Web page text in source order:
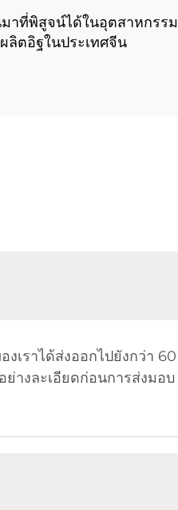
าที่พิสูจน์ได้ในอุตสาหกรรม
ลิตอิฐในประเทศจีน
เราได้ส่งออกไปยังกว่า 60
างละเอียดก่อนการส่งมอบ